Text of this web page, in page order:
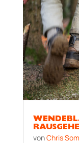
vonChris